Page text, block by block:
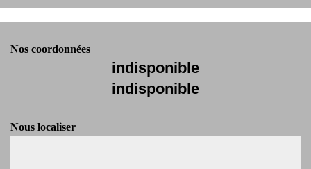
Nos coordonnées
indisponible
indisponible
Nous localiser